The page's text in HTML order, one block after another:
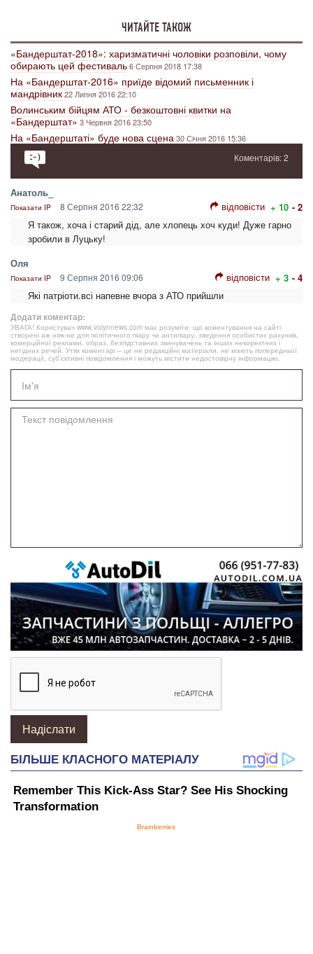
ЧИТАЙТЕ ТАКОЖ
«Бандерштат-2018»: харизматичні чоловіки розповіли, чому
обирають цей фестиваль6 Серпня 2018 17:38
На «Бандерштат-2016» приїде відомий письменник і
мандрівник22 Липня 2016 22:10
Волинським бійцям АТО - безкоштовні квитки на
«Бандерштат»3 Червня 2016 23:50
На «Бандерштаті» буде нова сцена30 Січня 2016 15:36
Коментарів: 2
Анатоль_
Показати IP 8 Серпня 2016 22:32 відповісти + 10 - 2
Я також, хоча і старий дід, але хлопець хоч куди! Дуже гарно
зробили в Луцьку!
Оля
Показати IP 9 Серпня 2016 09:06 відповісти + 3 - 4
Які патріоти.всі напевне вчора з АТО прийшли
Додати коментар:
УВАГА! Користувач www.volynnews.com має розуміти, що коментування на сайті
створені аж ніяк не для політичного піару чи антипіару, зведення особистих рахунків,
комерційної реклами, образ, безпідставних звинувачень та інших некоректних і
негідних речей. Утім коментарі – це не редакційні матеріали, не мають попередньої
модерації, суб’єктивні повідомлення і можуть містити недостовірну інформацію.